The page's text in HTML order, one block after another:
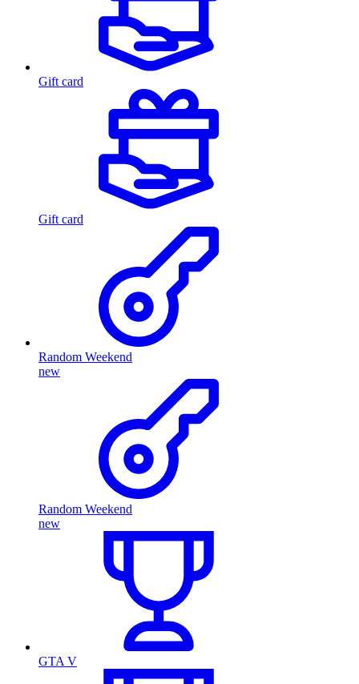
Gift card
Gift card
Random Weekend
new
Random Weekend
new
GTA V